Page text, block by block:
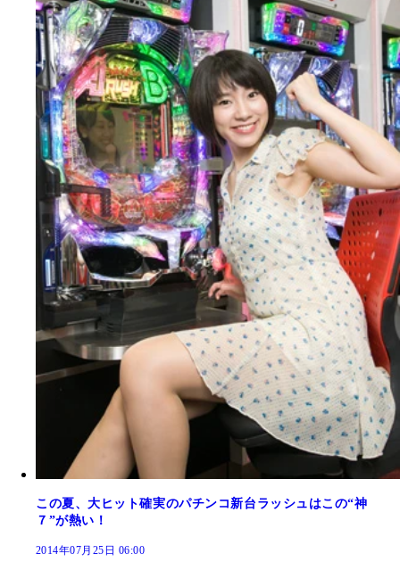
この夏、大ヒット確実のパチンコ新台ラッシュはこの“神
７”が熱い！
2014年07月25日 06:00